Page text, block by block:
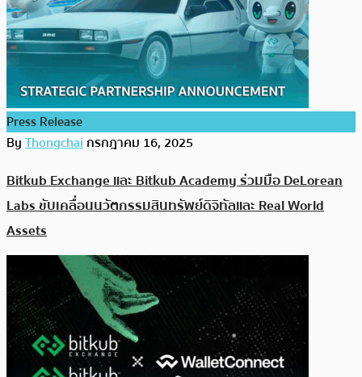
Press Release
ByThongchaiกรกฎาคม 16, 2025
Bitkub Exchange และ Bitkub Academy ร่วมมือ DeLorean
Labs ขับเคลื่อนนวัตกรรมสินทรัพย์ดิจิทัลและ Real World
Assets